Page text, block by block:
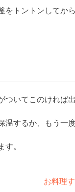
をトントンしてか
いてこのければ出
温するか、もう一度
す。
お料理